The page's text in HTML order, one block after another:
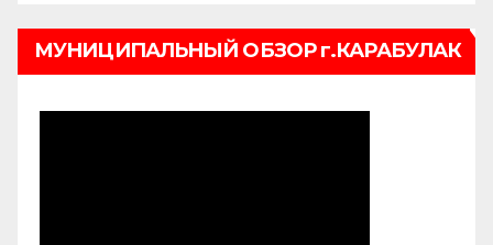
МУНИЦИПАЛЬНЫЙ ОБЗОР г.КАРАБУЛАК